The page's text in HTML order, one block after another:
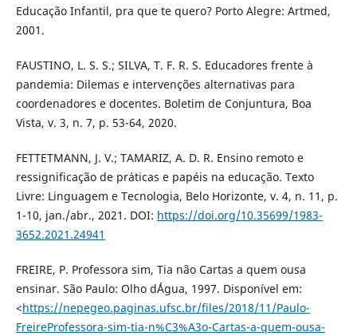
Educação Infantil, pra que te quero? Porto Alegre: Artmed,
2001.
FAUSTINO, L. S. S.; SILVA, T. F. R. S. Educadores frente à
pandemia: Dilemas e intervenções alternativas para
coordenadores e docentes. Boletim de Conjuntura, Boa
Vista, v. 3, n. 7, p. 53-64, 2020.
FETTETMANN, J. V.; TAMARIZ, A. D. R. Ensino remoto e
ressignificação de práticas e papéis na educação. Texto
Livre: Linguagem e Tecnologia, Belo Horizonte, v. 4, n. 11, p.
1-10, jan./abr., 2021. DOI: https://doi.org/10.35699/1983-
3652.2021.24941
FREIRE, P. Professora sim, Tia não Cartas a quem ousa
ensinar. São Paulo: Olho d´Água, 1997. Disponível em:
<https://nepegeo.paginas.ufsc.br/files/2018/11/Paulo-
FreireProfessora-sim-tia-n%C3%A3o-Cartas-a-quem-ousa-